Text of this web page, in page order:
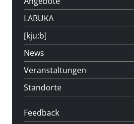
LABUKA
[kju:b]
News
Veranstaltungen
Standorte
Feedback